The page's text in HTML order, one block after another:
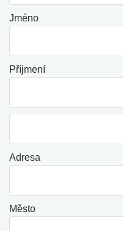
Jméno
Příjmení
Adresa
Město